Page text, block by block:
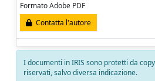
Formato Adobe PDF
Contatta l'autore
I documenti in IRIS sono protetti da
riservati, salvo diversa indicazione.